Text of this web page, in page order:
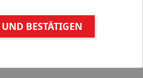
BESTÄTIGEN